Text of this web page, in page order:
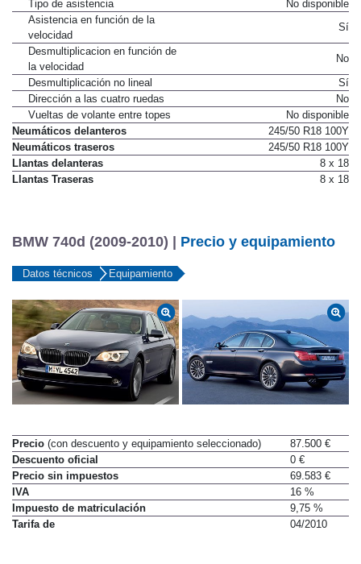
Tipo de asistencia
No disponible
Asistencia en función de la
velocidad
Sí
Desmultiplicacion en función de
la velocidad
No
Desmultiplicación no lineal
Sí
Dirección a las cuatro ruedas
No
Vueltas de volante entre topes
No disponible
Neumáticos delanteros
245/50 R18 100Y
Neumáticos traseros
245/50 R18 100Y
Llantas delanteras
8 x 18
Llantas Traseras
8 x 18
BMW 740d (2009-2010) | Precio y equipamiento
Datos técnicos Equipamiento
Precio (con descuento y equipamiento seleccionado)
87.500 €
Descuento oficial
0 €
Precio sin impuestos
69.583 €
IVA
16 %
Impuesto de matriculación
9,75 %
Tarifa de
04/2010